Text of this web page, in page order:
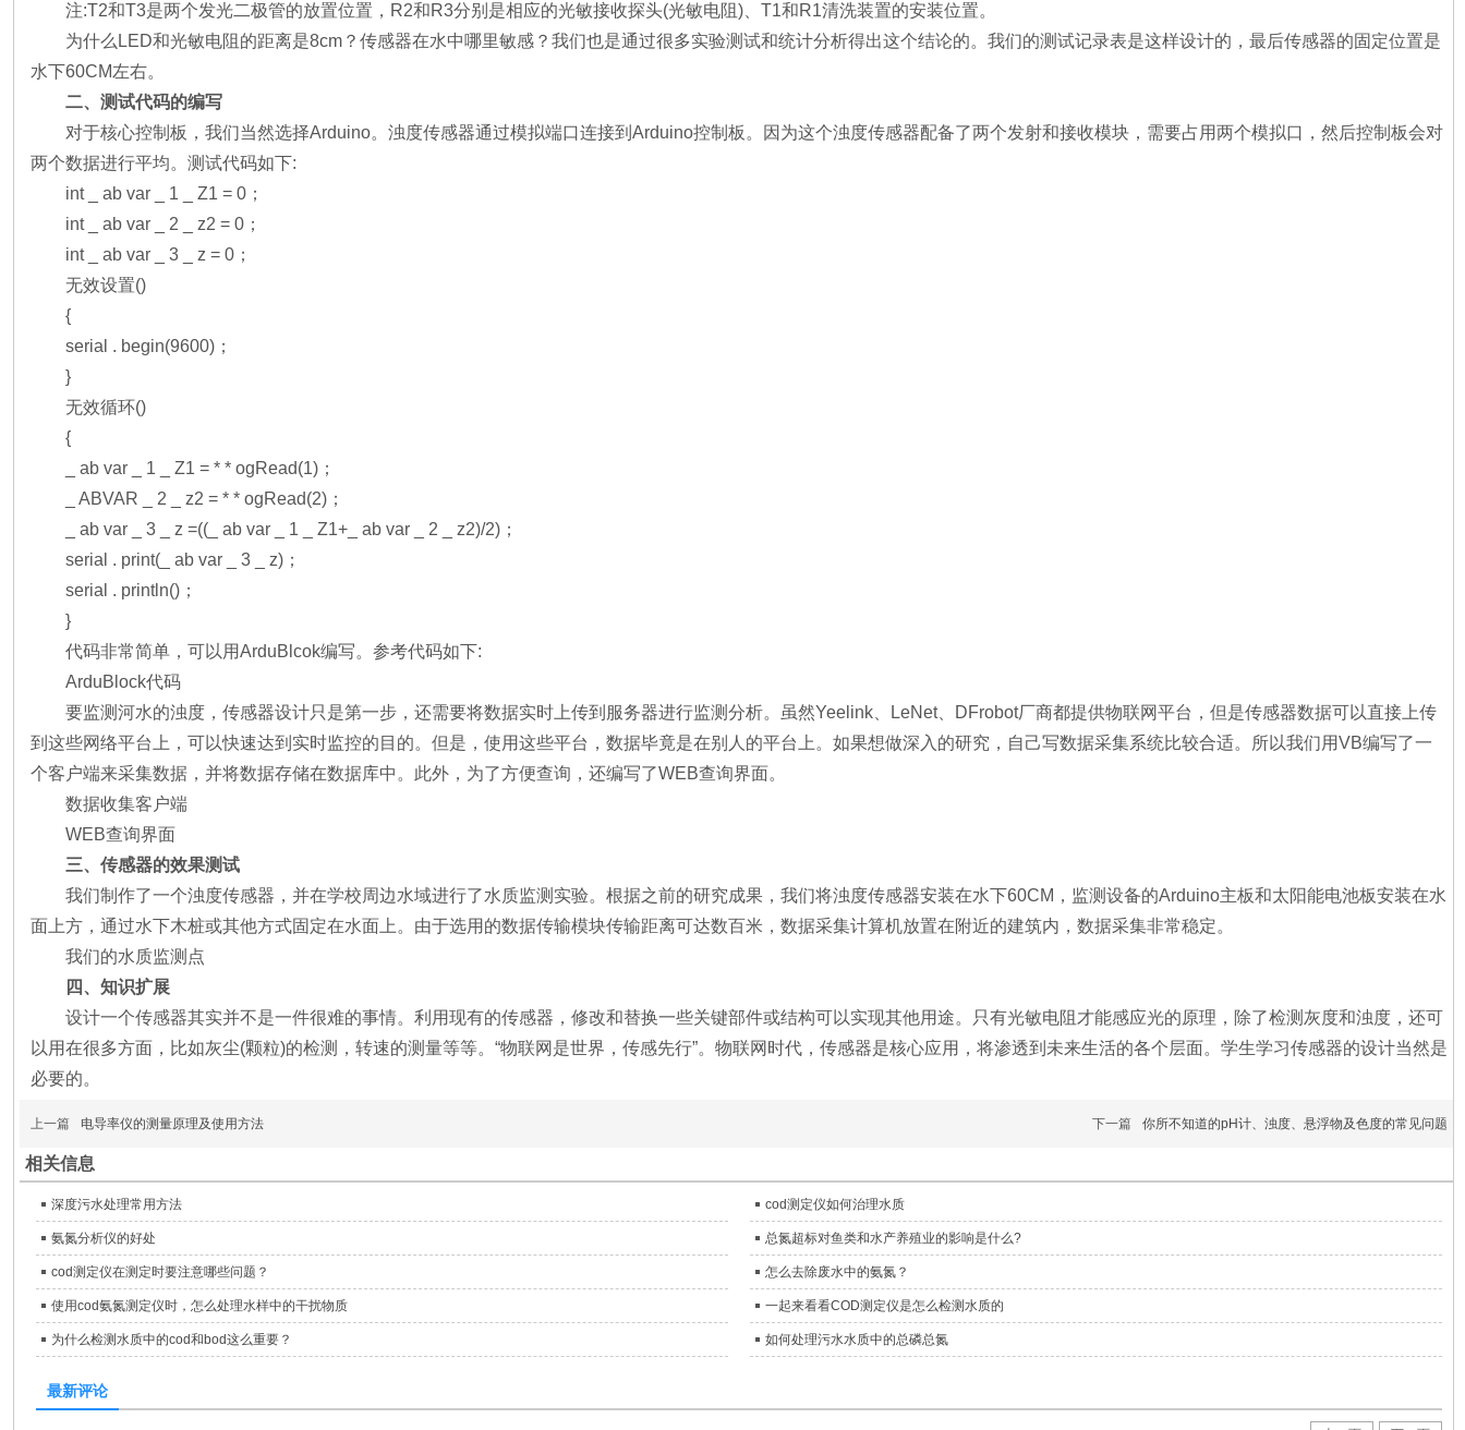
注:T2和T3是两个发光二极管的放置位置，R2和R3分别是相应的光敏接收探头(光敏电阻)、T1和R1清洗装置的安装位置。
为什么LED和光敏电阻的距离是8cm？传感器在水中哪里敏感？我们也是通过很多实验测试和统计分析得出这个结论的。我们的测试记录表是这样设计的，最后传感器的固定位置是
水下60CM左右。
二、测试代码的编写
对于核心控制板，我们当然选择Arduino。浊度传感器通过模拟端口连接到Arduino控制板。因为这个浊度传感器配备了两个发射和接收模块，需要占用两个模拟口，然后控制板会对
两个数据进行平均。测试代码如下:
int _ ab var _ 1 _ Z1 = 0；
int _ ab var _ 2 _ z2 = 0；
int _ ab var _ 3 _ z = 0；
无效设置()
{
serial . begin(9600)；
}
无效循环()
{
_ ab var _ 1 _ Z1 = * * ogRead(1)；
_ ABVAR _ 2 _ z2 = * * ogRead(2)；
_ ab var _ 3 _ z =((_ ab var _ 1 _ Z1+_ ab var _ 2 _ z2)/2)；
serial . print(_ ab var _ 3 _ z)；
serial . println()；
}
代码非常简单，可以用ArduBlcok编写。参考代码如下:
ArduBlock代码
要监测河水的浊度，传感器设计只是第一步，还需要将数据实时上传到服务器进行监测分析。虽然Yeelink、LeNet、DFrobot厂商都提供物联网平台，但是传感器数据可以直接上传
到这些网络平台上，可以快速达到实时监控的目的。但是，使用这些平台，数据毕竟是在别人的平台上。如果想做深入的研究，自己写数据采集系统比较合适。所以我们用VB编写了一
个客户端来采集数据，并将数据存储在数据库中。此外，为了方便查询，还编写了WEB查询界面。
数据收集客户端
WEB查询界面
三、传感器的效果测试
我们制作了一个浊度传感器，并在学校周边水域进行了水质监测实验。根据之前的研究成果，我们将浊度传感器安装在水下60CM，监测设备的Arduino主板和太阳能电池板安装在水
面上方，通过水下木桩或其他方式固定在水面上。由于选用的数据传输模块传输距离可达数百米，数据采集计算机放置在附近的建筑内，数据采集非常稳定。
我们的水质监测点
四、知识扩展
设计一个传感器其实并不是一件很难的事情。利用现有的传感器，修改和替换一些关键部件或结构可以实现其他用途。只有光敏电阻才能感应光的原理，除了检测灰度和浊度，还可
以用在很多方面，比如灰尘(颗粒)的检测，转速的测量等等。“物联网是世界，传感先行”。物联网时代，传感器是核心应用，将渗透到未来生活的各个层面。学生学习传感器的设计当然是
必要的。
上一篇 电导率仪的测量原理及使用方法 下一篇 你所不知道的pH计、浊度、悬浮物及色度的常见问题
相关信息
深度污水处理常用方法 cod测定仪如何治理水质
氨氮分析仪的好处 总氮超标对鱼类和水产养殖业的影响是什么?
cod测定仪在测定时要注意哪些问题？ 怎么去除废水中的氨氮？
使用cod氨氮测定仪时，怎么处理水样中的干扰物质 一起来看看COD测定仪是怎么检测水质的
为什么检测水质中的cod和bod这么重要？ 如何处理污水水质中的总磷总氮
最新评论